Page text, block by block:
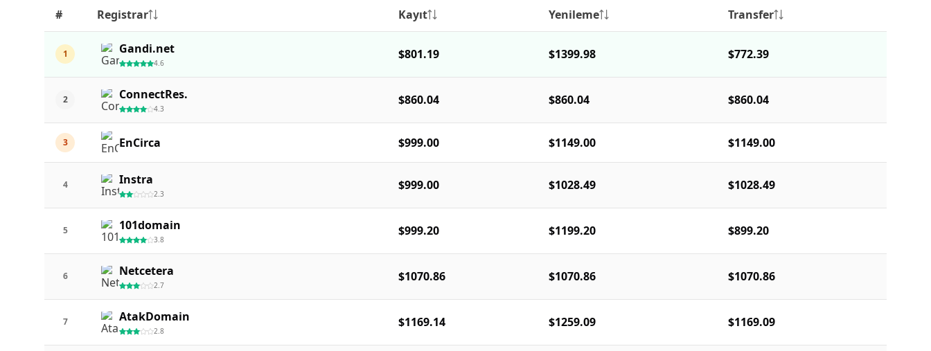
# Registrar Kayıt Yenileme Transfer
1 Gandi.net
4.6
$801.19 $1399.98 $772.39
2 ConnectRes.
4.3
$860.04 $860.04 $860.04
3 EnCirca $999.00 $1149.00 $1149.00
4 Instra
2.3
$999.00 $1028.49 $1028.49
5 101domain
3.8
$999.20 $1199.20 $899.20
6 Netcetera
2.7
$1070.86 $1070.86 $1070.86
7 AtakDomain
2.8
$1169.14 $1259.09 $1169.09